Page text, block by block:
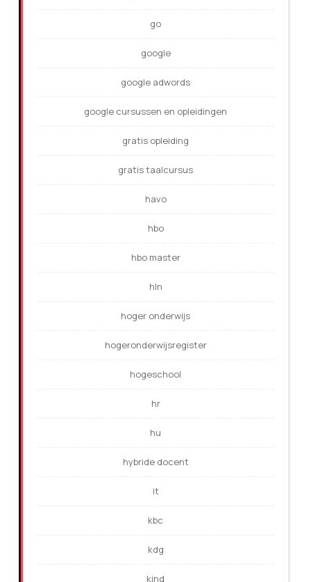
go
google
google adwords
google cursussen en opleidingen
gratis opleiding
gratis taalcursus
havo
hbo
hbo master
hln
hoger onderwijs
hogeronderwijsregister
hogeschool
hr
hu
hybride docent
it
kbc
kdg
kind